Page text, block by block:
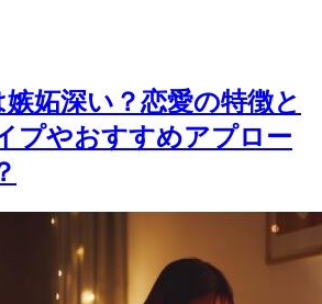
妬深い？恋愛の特徴と
プやおすすめアプロー